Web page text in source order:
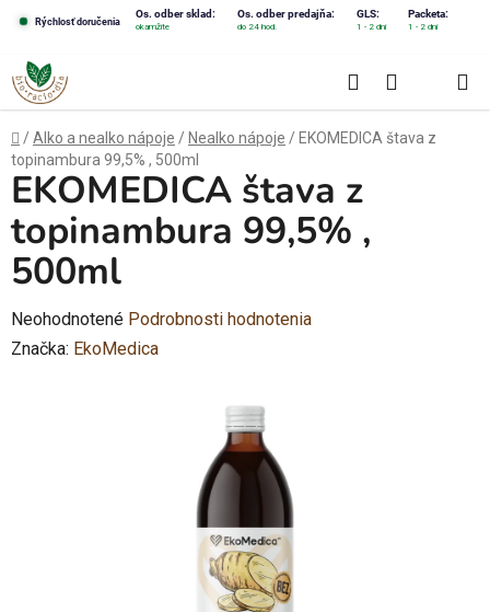
obsah
Rýchlosť doručenia
Os. odber sklad: Os. odber predajňa: GLS: Packeta:
okamžite do 24 hod. 1 - 2 dni 1 - 2 dni
Hľadať
KOŠÍK
Domov
/Alko a nealko nápoje / Nealko nápoje / EKOMEDICA štava z
topinambura 99,5% , 500ml
EKOMEDICA štava z
topinambura 99,5% ,
500ml
Priemerné
hodnotenie
Neohodnotené Podrobnosti hodnotenia
Značka: EkoMedica